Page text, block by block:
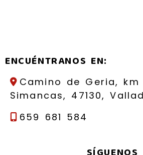
ENCUÉNTRANOS EN:
Camino de Geria, km
Simancas, 47130,
659 681 584